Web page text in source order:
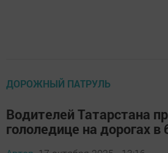
ДОРОЖНЫЙ ПАТРУЛЬ
Водителей Татарстана
гололедице на дорогах